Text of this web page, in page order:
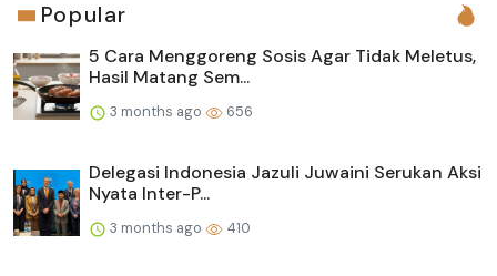
Popular
5 Cara Menggoreng Sosis Agar Tidak Meletus,
Hasil Matang Sem...
3 months ago 656
Delegasi Indonesia Jazuli Juwaini Serukan Aksi
Nyata Inter-P...
3 months ago 410